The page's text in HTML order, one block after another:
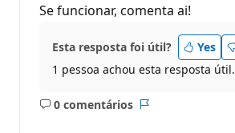
Se funcionar, comenta ai!
Esta resposta foi útil? Yes
1 pessoa achou esta resposta útil.
0 comentários
Sem